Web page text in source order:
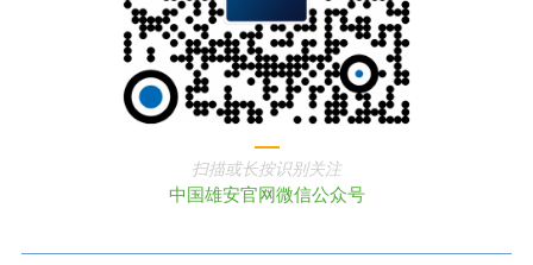
扫描或长按识别关注
中国雄安官网微信公众号